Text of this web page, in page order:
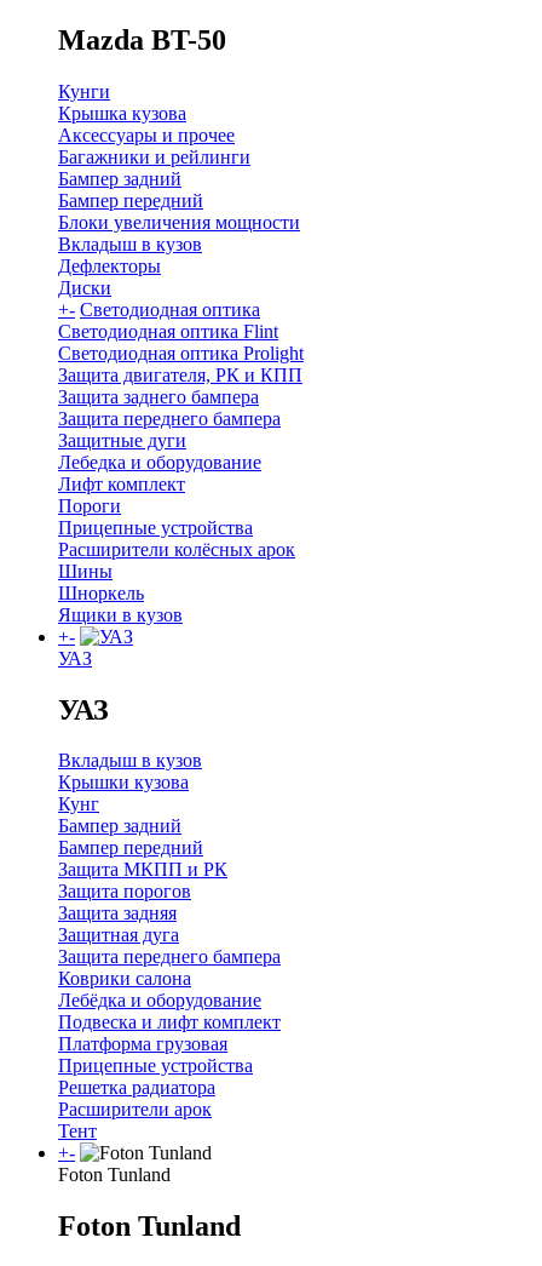
Mazda BT-50
Кунги
Крышка кузова
Аксессуары и прочее
Багажники и рейлинги
Бампер задний
Бампер передний
Блоки увеличения мощности
Вкладыш в кузов
Дефлекторы
Диски
+- Светодиодная оптика
Светодиодная оптика Flint
Светодиодная оптика Prolight
Защита двигателя, РК и КПП
Защита заднего бампера
Защита переднего бампера
Защитные дуги
Лебедка и оборудование
Лифт комплект
Пороги
Прицепные устройства
Расширители колёсных арок
Шины
Шноркель
Ящики в кузов
+-
УАЗ
УАЗ
Вкладыш в кузов
Крышки кузова
Кунг
Бампер задний
Бампер передний
Защита МКПП и РК
Защита порогов
Защита задняя
Защитная дуга
Защита переднего бампера
Коврики салона
Лебёдка и оборудование
Подвеска и лифт комплект
Платформа грузовая
Прицепные устройства
Решетка радиатора
Расширители арок
Тент
+-
Foton Tunland
Foton Tunland